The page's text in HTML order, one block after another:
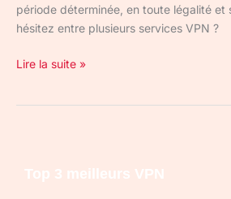
période déterminée, en toute légalité et
hésitez entre plusieurs services VPN ?
Lire la suite »
Top 3 meilleurs VPN